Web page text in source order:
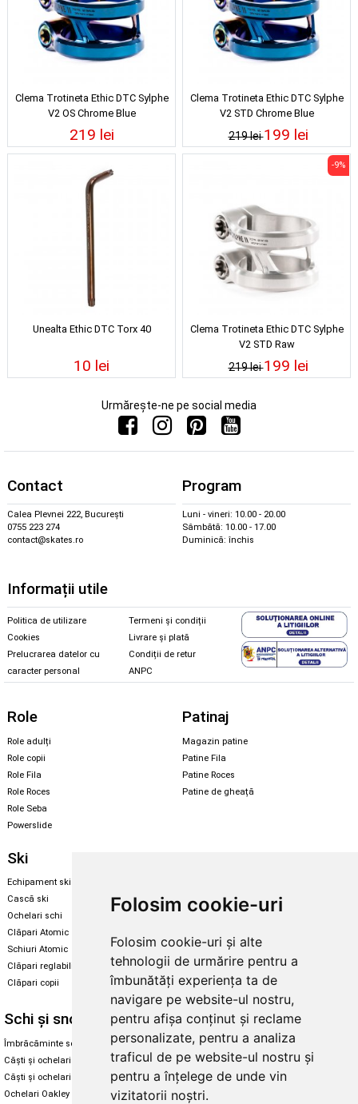
Folosim cookie-uri
Folosim cookie-uri și alte
tehnologii de urmărire pentru a
îmbunătăți experiența ta de
navigare pe website-ul nostru,
pentru afișa conținut și reclame
personalizate, pentru a analiza
traficul de pe website-ul nostru și
pentru a înțelege de unde vin
vizitatorii noștri.
Clema Trotineta Ethic DTC Sylphe
V2 OS Chrome Blue
219 lei
Clema Trotineta Ethic DTC Sylphe
V2 STD Chrome Blue
219 lei199 lei
Unealta Ethic DTC Torx 40
10 lei
Clema Trotineta Ethic DTC Sylphe
V2 STD Raw
219 lei
-9%
199 lei
Urmărește-ne pe social media
Contact
Calea Plevnei 222, București
0755 223 274
contact@skates.ro
Program
Luni - vineri: 10.00 - 20.00
Sâmbătă: 10.00 - 17.00
Duminică: închis
Informații utile
Politica de utilizare
Cookies
Prelucrarea datelor cu
caracter personal
Termeni și condiții
Livrare și plată
Condiții de retur
ANPC
Role
Role adulți
Role copii
Role Fila
Role Roces
Role Seba
Powerslide
Patinaj
Magazin patine
Patine Fila
Patine Roces
Patine de gheață
Ski
Echipament ski
Cască ski
Ochelari schi
Clăpari Atomic
Schiuri Atomic
Clăpari reglabili
Clăpari copii
Echipament snowboard
Skate & longboard
Santa Cruz
Enuff Skateboards
Schi și snowboard
Îmbrăcăminte schi și snowboard
Căști și ochelari de iarnă
Căști și ochelari Alpina
Ochelari Oakley
Diverse
Cum aleg rolele
Cum aleg ochelarii
Ochelari de soare Oakley
Ochelari de soare Alpina